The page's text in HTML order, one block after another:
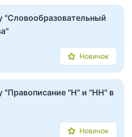
"Словообразовательный
Новичок
"Правописание "Н" и "НН" в
Новичок